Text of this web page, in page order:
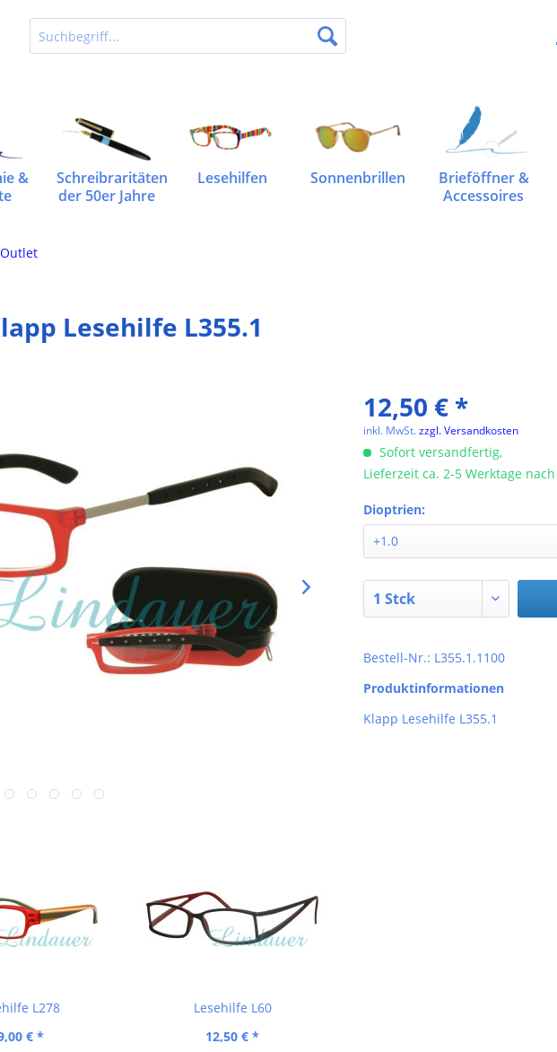
&
Schreibraritäten
der 50er Jahre
Lesehilfen Sonnenbrillen
Brieföffner &
Accessoires
Lesehilfe L355.1
12,50 € *
inkl. MwSt.zzgl. Versandkosten
Sofort versandfertig,
Lieferzeit ca. 2-5 Werktage
Dioptrien:
Bestell-Nr.: L355.1.1100
Produktinformationen
Klapp Lesehilfe L355.1
L278
€ *
Lesehilfe L60
12,50 € *